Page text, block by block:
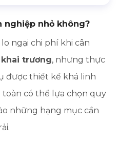
nghiệp nhỏ không?
ngại chi phí khi cân
trương, nhưng thực
được thiết kế khá linh
toàn có thể lựa chọn quy
những hạng mục cần